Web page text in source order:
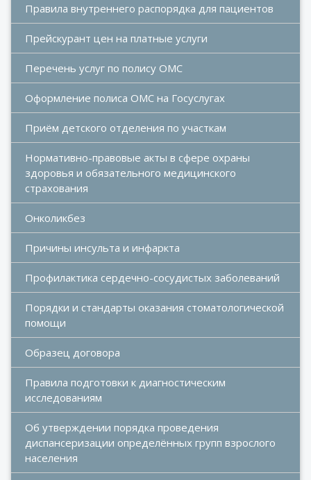
Правила внутреннего распорядка для пациентов
Прейскурант цен на платные услуги
Перечень услуг по полису ОМС
Оформление полиса ОМС на Госуслугах
Приём детского отделения по участкам
Нормативно-правовые акты в сфере охраны
здоровья и обязательного медицинского
страхования
Онколикбез
Причины инсульта и инфаркта
Профилактика сердечно-сосудистых заболеваний
Порядки и стандарты оказания стоматологической
помощи
Образец договора
Правила подготовки к диагностическим
исследованиям
Об утверждении порядка проведения
диспансеризации определённых групп взрослого
населения